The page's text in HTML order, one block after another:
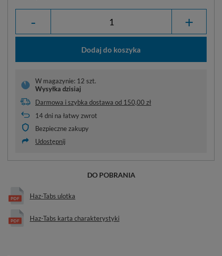
- +
Dodaj do koszyka
W magazynie: 12 szt.
Wysyłka dzisiaj
Darmowa i szybka dostawa od 150,00 zł
14dni na łatwy zwrot
Bezpieczne zakupy
Udostępnij
DO POBRANIA
Haz-Tabs ulotka
Haz-Tabs karta charakterystyki